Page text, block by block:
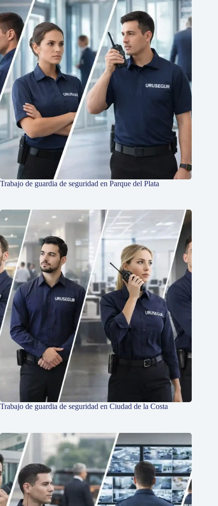
Trabajo de guardia de seguridad en Parque del Plata
Trabajo de guardia de seguridad en Ciudad de la Costa